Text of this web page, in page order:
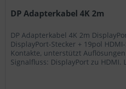
DP Adapterkabel 4K 2m
DP Adapterkabel 4K 2m
DisplayPort-Stecker + 19pol
Kontakte, unterstützt
Signalfluss: DisplayPort zu HDMI.